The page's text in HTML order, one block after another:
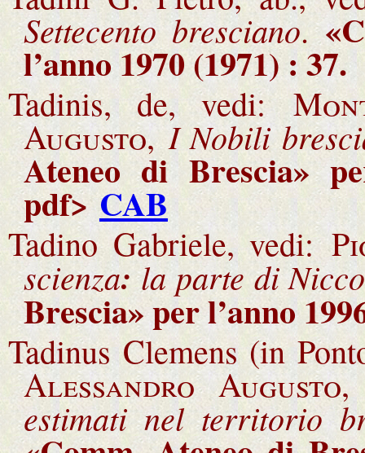
Settecento bresciano.
l’anno 1970 (1971) : 37.
Tadinis, de, vedi:
Augusto, I Nobili
Ateneo di Brescia»
pdf>CAB
Tadino Gabriele, vedi:
scienza:la parte di
Brescia» per l’anno
Tadinus Clemens (in
Alessandro Augusto,
estimati nel territorio